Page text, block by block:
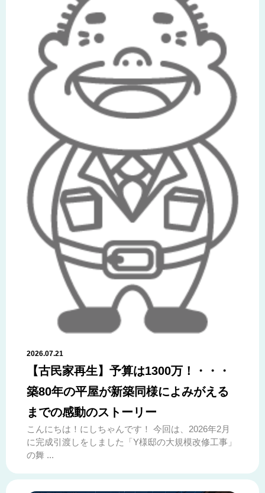
2026.07.21
【古民家再生】予算は1300万！・・・
築80年の平屋が新築同様によみがえる
までの感動のストーリー
こんにちは！にしちゃんです！ 今回は、2026年2月
に完成引渡しをしました「Y様邸の大規模改修工事」
の舞 ...